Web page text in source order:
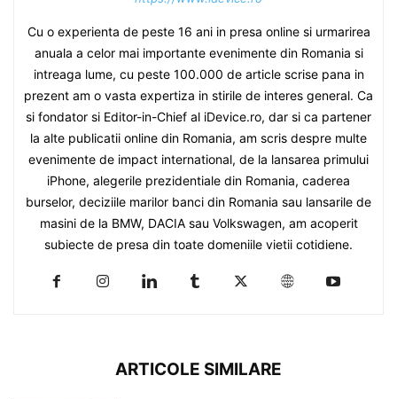
Cu o experienta de peste 16 ani in presa online si urmarirea
anuala a celor mai importante evenimente din Romania si
intreaga lume, cu peste 100.000 de article scrise pana in
prezent am o vasta expertiza in stirile de interes general. Ca
si fondator si Editor-in-Chief al iDevice.ro, dar si ca partener
la alte publicatii online din Romania, am scris despre multe
evenimente de impact international, de la lansarea primului
iPhone, alegerile prezidentiale din Romania, caderea
burselor, deciziile marilor banci din Romania sau lansarile de
masini de la BMW, DACIA sau Volkswagen, am acoperit
subiecte de presa din toate domeniile vietii cotidiene.
ARTICOLE SIMILARE